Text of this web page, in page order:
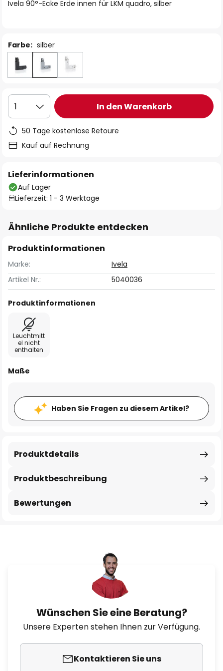
Ivela 90°-Ecke Erde innen für LKM quadro, silber
Farbe: silber
1 In den Warenkorb
50 Tage kostenlose Retoure
Kauf auf Rechnung
Lieferinformationen
Auf Lager
Lieferzeit: 1 - 3 Werktage
Ähnliche Produkte entdecken
Produktinformationen
Marke:
Ivela
Artikel Nr.:
5040036
Produktinformationen
Leuchtmitt
el nicht
enthalten
Maße
Haben Sie Fragen zu diesem Artikel?
Produktbeschreibung
Produktdetails
Bewertungen
Wünschen Sie eine Beratung?
Unsere Experten stehen Ihnen zur Verfügung.
Kontaktieren Sie uns